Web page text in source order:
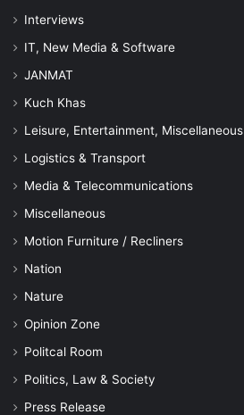
Interviews
IT, New Media & Software
JANMAT
Kuch Khas
Leisure, Entertainment, Miscellaneous
Logistics & Transport
Media & Telecommunications
Miscellaneous
Motion Furniture / Recliners
Nation
Nature
Opinion Zone
Politcal Room
Politics, Law & Society
Press Release